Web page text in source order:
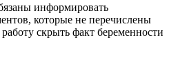
информировать
которые не перечислены
скрыть факт беременности